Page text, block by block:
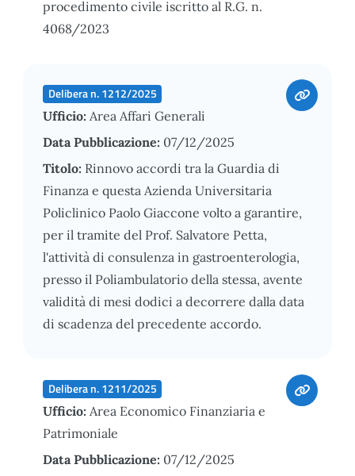
procedimento civile iscritto al R.G. n.
4068/2023
Delibera n. 1212/2025
Ufficio: Area Affari Generali
Data Pubblicazione: 07/12/2025
Titolo: Rinnovo accordi tra la Guardia di
Finanza e questa Azienda Universitaria
Policlinico Paolo Giaccone volto a garantire,
per il tramite del Prof. Salvatore Petta,
l'attività di consulenza in gastroenterologia,
presso il Poliambulatorio della stessa, avente
validità di mesi dodici a decorrere dalla data
di scadenza del precedente accordo.
Delibera n. 1211/2025
Ufficio: Area Economico Finanziaria e
Patrimoniale
Data Pubblicazione: 07/12/2025